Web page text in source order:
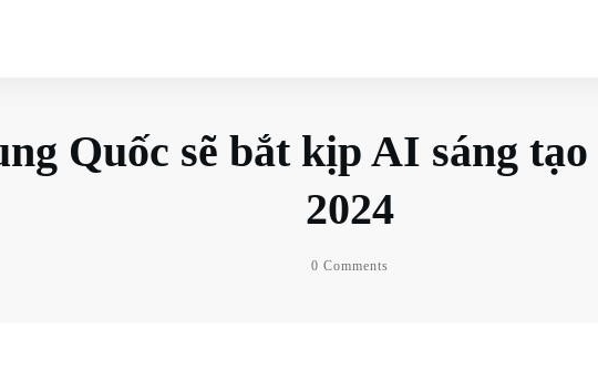
Quốc sẽ bắt kịp AI sáng
2024
0 Comments